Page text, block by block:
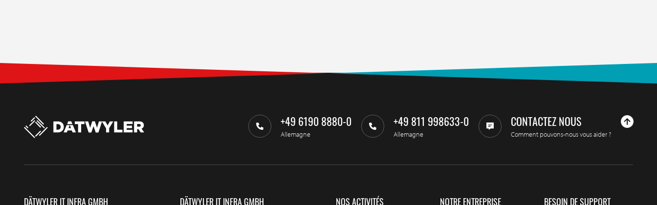
+49 6190 8880-0
Allemagne
+49 811 998633-0
Allemagne
CONTACTEZ NOUS
Comment pouvons-nous vous aider ?